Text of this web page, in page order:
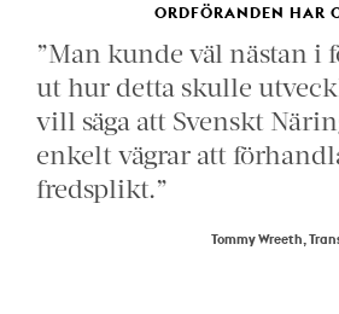
ORDFÖRANDEN HAR
”Man kunde väl nästan i
ut hur detta skulle
vill säga att Svenskt
enkelt vägrar att
fredsplikt.”
Tommy Wreeth,